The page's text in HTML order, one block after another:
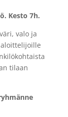
Kesto 7h.
valo ja
tilaan